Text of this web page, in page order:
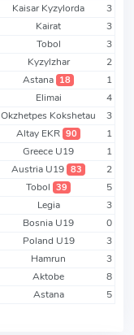
Kaisar Kyzylorda 3
Kairat 3
Tobol 3
Kyzylzhar 2
Astana 18 1
Elimai 4
Okzhetpes Kokshetau 3
Altay EKR 90 1
Greece U19 1
Austria U19 83 2
Tobol 39 5
Legia 3
Bosnia U19 0
Poland U19 3
Hamrun 3
Aktobe 8
Astana 5